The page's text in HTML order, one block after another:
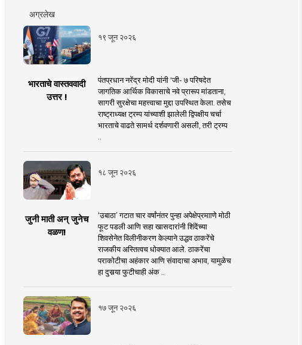
अग्रलेख
१९ जून २०२६
भारताचे वास्तववादी
उत्तर !
पंतप्रधान नरेंद्र मोदी यांनी 'जी- ७ परिषदेत
जागतिक आर्थिक विकासाचे नवे प्रारूप मांडताना,
सागरी सुरक्षेचा महत्त्वाचा मुद्दा उपस्थित केला. तसेच
राष्ट्राध्यक्ष ट्रम्प यांच्याशी झालेली द्विपक्षीय चर्चा
भारताचे वाढते सामर्थ दर्शवणारी असली, तरी ट्रम्प
१८ जून २०२६
जुनी माती अन् जुनेच
वळण!
‘उबाठा’ गटात चार वर्षांनंतर पुन्हा अपेक्षेप्रमााणे मोठी
फूट पडली आणि सहा खासदारांनी शिंदेंच्या
शिवसेनेत विलीनीकरण केल्याने उद्धव ठाकरेंचे
राजकीय अस्तित्वच धोक्यात आले. ठाकरेंचा
पराकोटीचा अहंकार आणि संवादाचा अभाव, यामुळेच
हा दुसर्‍या फुटीचाही अंक ..
१७ जून २०२६